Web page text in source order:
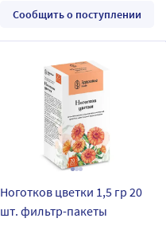
Сообщить о поступлении
Ноготков цветки 1,5 гр 20
шт. фильтр-пакеты